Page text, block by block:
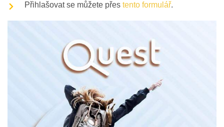
Přihlašovat se můžete přes tento formulář.